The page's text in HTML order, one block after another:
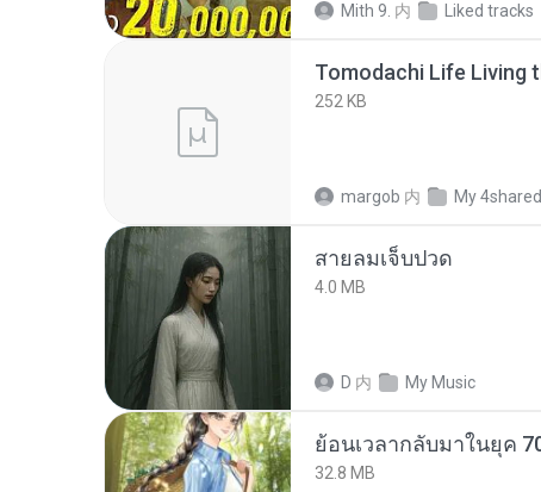
Mith 9. 内 Liked tracks
252 KB
margob 内 My 4shared
สายลมเจ็บปวด
4.0 MB
D 内 My Music
32.8 MB